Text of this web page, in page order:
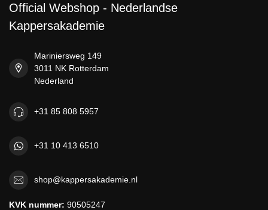
Official Webshop - Nederlandse
Kappersakademie
Mariniersweg 149
3011 NK Rotterdam
Nederland
+31 85 808 5957
+31 10 413 6510
shop@kappersakademie.nl
KVK nummer: 90505247